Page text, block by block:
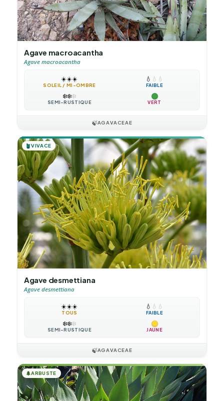
Agave macroacantha
Agave macroacantha
☀️☀️☀️
SOLEIL / MI-OMBRE
💧 💧 💧
FAIBLE
❄️❄️❄️
SEMI-RUSTIQUE VERT
🍃AGAVACEAE
🪴VIVACE
Agave desmettiana
Agave desmettiana
☀️☀️☀️
TOUS
💧 💧 💧
FAIBLE
❄️❄️❄️
SEMI-RUSTIQUE JAUNE
🍃AGAVACEAE
🌲ARBUSTE